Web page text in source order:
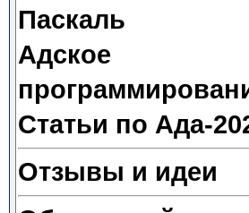
Паскаль
Адское
Статьи по Ада-
Отзывы и идеи